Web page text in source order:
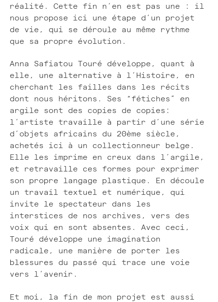
réalité. Cette fin n’en est pas une : il
nous propose ici une étape d’un projet
de vie, qui se déroule au même rythme
que sa propre évolution.
Anna Safiatou Touré développe, quant à
elle, une alternative à l’Histoire, en
cherchant les failles dans les récits
dont nous héritons. Ses “fétiches” en
argile sont des copies de copies:
l’artiste travaille à partir d’une série
d’objets africains du 20ème siècle,
achetés ici à un collectionneur belge.
Elle les imprime en creux dans l’argile,
et retravaille ces formes pour exprimer
son propre langage plastique. En découle
un travail textuel et numérique, qui
invite le spectateur dans les
interstices de nos archives, vers des
voix qui en sont absentes. Avec ceci,
Touré développe une imagination
radicale, une manière de porter les
blessures du passé qui trace une voie
vers l’avenir.
Et moi, la fin de mon projet est aussi